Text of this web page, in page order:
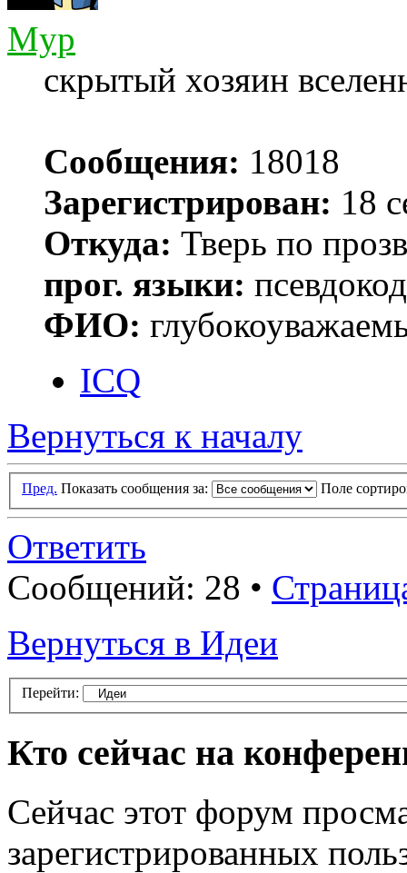
Myp
скрытый хозяин
Сообщения: 18018
Зарегистрирован: 18
Откуда: Тверь по
прог. языки:
ФИО:
ICQ
Вернуться к началу
Пред. Показать сообщения за: Поле
Ответить
Сообщений: 28 •
Вернуться в Идеи
Перейти:
Кто сейчас на
Сейчас этот форум
зарегистрированных